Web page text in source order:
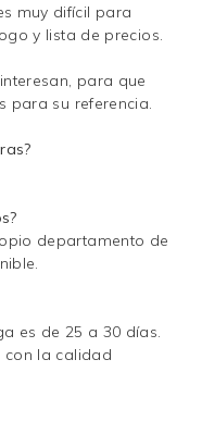
muy difícil para
y lista de precios.
para que
para su referencia.
departamento de
es de 25 a 30 días.
con la calidad